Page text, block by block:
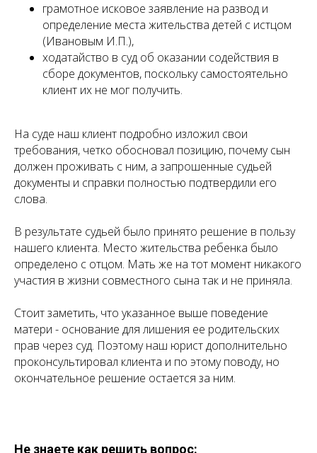
грамотное исковое заявление на развод и
определение места жительства детей с истцом
(Ивановым И.П.),
ходатайство в суд об оказании содействия в
сборе документов, поскольку самостоятельно
клиент их не мог получить.
На суде наш клиент подробно изложил свои
требования, четко обосновал позицию, почему сын
должен проживать с ним, а запрошенные судьей
документы и справки полностью подтвердили его
слова.
В результате судьей было принято решение в пользу
нашего клиента. Место жительства ребенка было
определено с отцом. Мать же на тот момент никакого
участия в жизни совместного сына так и не приняла.
Стоит заметить, что указанное выше поведение
матери - основание для лишения ее родительских
прав через суд. Поэтому наш юрист дополнительно
проконсультировал клиента и по этому поводу, но
окончательное решение остается за ним.
Не знаете как решить вопрос: